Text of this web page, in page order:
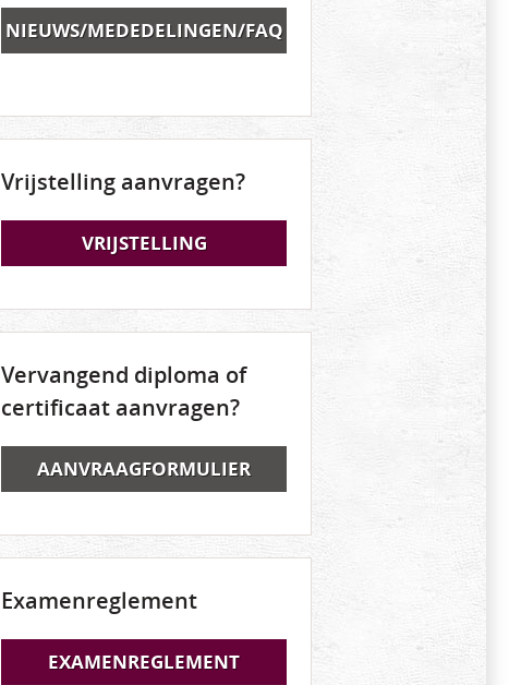
NIEUWS/MEDEDELINGEN/FAQ
Vrijstelling aanvragen?
VRIJSTELLING
Vervangend diploma of
certificaat aanvragen?
AANVRAAGFORMULIER
Examenreglement
EXAMENREGLEMENT